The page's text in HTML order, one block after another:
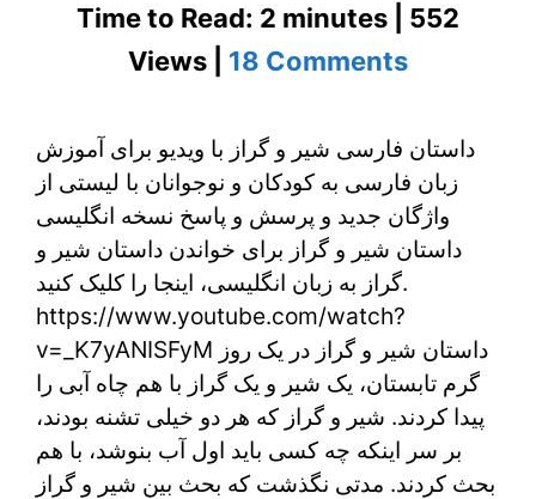
Time to Read: 2 minutes | 552
Views | 18 Commentson
فارسی
شیر
و
با
ویدیو
برای
آموزش
داستان فارسی شیر و گراز با ویدیو برای آموزش
زبان فارسی به کودکان و نوجوانان با لیستی از
واژگان جدید و پرسش و پاسخ نسخه انگلیسی
داستان شیر و گراز برای خواندن داستان شیر و
گراز به زبان انگلیسی، اینجا را کلیک کنید.
https://www.youtube.com/watch?
v=_K7yANISFyM داستان شیر و گراز در یک روز
گرم تابستان، یک شیر و یک گراز با هم چاه آبی را
پیدا کردند. شیر و گراز که هر دو خیلی تشنه بودند،
بر سر اینکه چه کسی باید اول آب بنوشد، با هم
بحث کردند. مدتی نگذشت که بحث بین شیر و گراز